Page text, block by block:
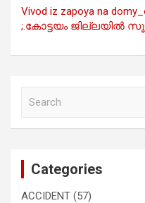
Vivod iz zapoya na
;.കോട്ടയം ജില്ലയിൽ
Categories
ACCIDENT (57)